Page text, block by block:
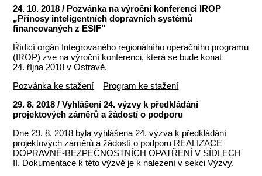
24. 10. 2018 / Pozvánka na výroční konferenci IROP
„Přínosy inteligentních dopravních systémů
financovaných z ESIF"
Řídicí orgán Integrovaného regionálního operačního programu
(IROP) zve na výroční konferenci, která se bude konat
24. října 2018 v Ostravě.
Pozvánka ke stažení
Program ke stažení
29. 8. 2018 / Vyhlášení 24. výzvy k předkládání
projektových záměrů a žádostí o podporu
Dne 29. 8. 2018 byla vyhlášena 24. výzva k předkládání
projektových záměrů a žádostí o podporu REALIZACE
DOPRAVNĚ-BEZPEČNOSTNÍCH OPATŘENÍ V SÍDLECH
II. Dokumentace k této výzvě je k nalezení v sekci Výzvy.